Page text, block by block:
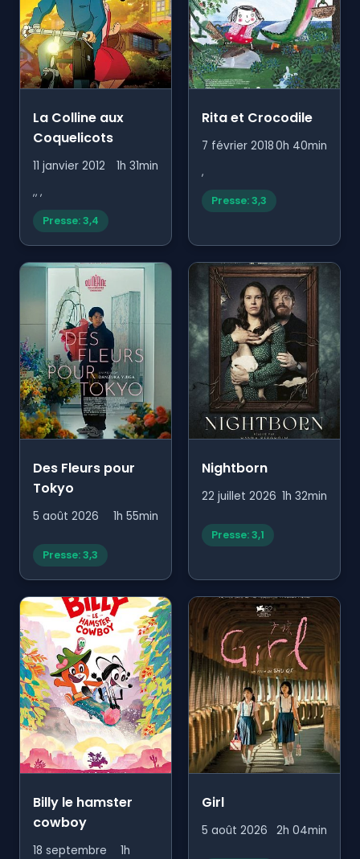
La Colline aux
Coquelicots
11 janvier 2012 1h 31min
,, ,
Presse: 3,4
Rita et Crocodile
7 février 20180h 40min
,
Presse: 3,3
Des Fleurs pour
Tokyo
5 août 2026 1h 55min
Presse: 3,3
Nightborn
22 juillet 2026 1h 32min
Presse: 3,1
Billy le hamster
cowboy
18 septembre
1h
Girl
5 août 2026 2h 04min